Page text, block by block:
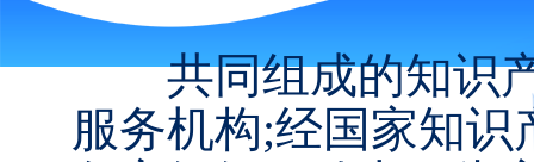
共同组成的知识产
服务机构;经国家知